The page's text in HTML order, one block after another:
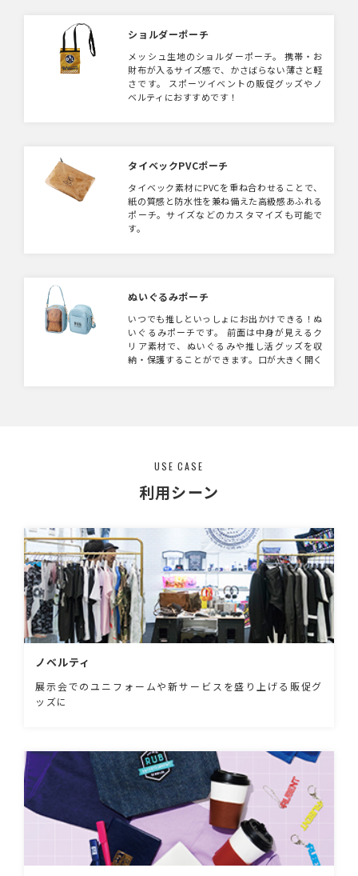
ショルダーポーチ
メッシュ生地のショルダーポーチ。 携帯・お
財布が入るサイズ感で、かさばらない薄さと軽
さです。 スポーツイベントの販促グッズやノ
ベルティにおすすめです！
タイベックPVCポーチ
タイベック素材にPVCを重ね合わせることで、
紙の質感と防水性を兼ね備えた高級感あふれる
ポーチ。サイズなどのカスタマイズも可能で
す。
ぬいぐるみポーチ
いつでも推しといっしょにお出かけできる！ぬ
いぐるみポーチです。 前面は中身が見えるク
リア素材で、ぬいぐるみや推し活グッズを収
納・保護することができます。口が大きく開く
と合わせたイベント物販などにおすすめです。
USE CASE
利用シーン
ノベルティ
展示会でのユニフォームや新サービスを盛り上げる販促グ
ッズに